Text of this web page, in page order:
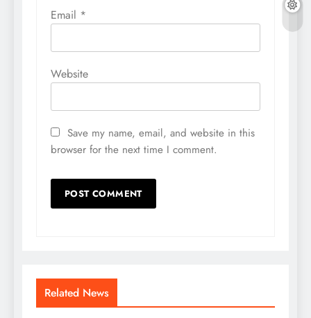
Email *
Website
Save my name, email, and website in this
browser for the next time I comment.
Related News